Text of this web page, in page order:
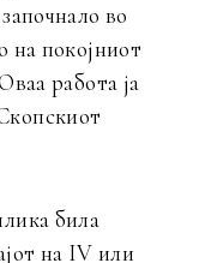
во
на покојниот
работа ја
била
на IV или